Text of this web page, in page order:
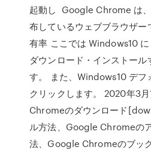
起動し Google Chrome は
布しているウェブブラウザー
有率 ここでは Windows10
ダウンロード・インストール
す。 また、Windows10 デフ
クリックします。 2020年3
Chromeのダウンロード
ル方法、Google Chromeの
法、Google Chromeのブック